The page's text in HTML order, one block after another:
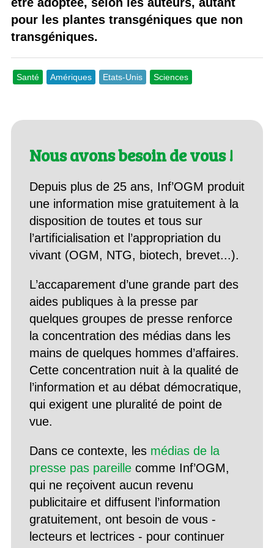
pour les plantes transgéniques que non
transgéniques.
Santé Amériques Etats-Unis Sciences
Nous avons besoin de vous !
Depuis plus de 25 ans, Inf’OGM produit
une information mise gratuitement à la
disposition de toutes et tous sur
l’artificialisation et l’appropriation du
vivant (OGM, NTG, biotech, brevet...).
L’accaparement d’une grande part des
aides publiques à la presse par
quelques groupes de presse renforce
la concentration des médias dans les
mains de quelques hommes d’affaires.
Cette concentration nuit à la qualité de
l’information et au débat démocratique,
qui exigent une pluralité de point de
vue.
Dans ce contexte, les médias de la
presse pas pareillecomme Inf’OGM,
qui ne reçoivent aucun revenu
publicitaire et diffusent l’information
gratuitement, ont besoin de vous -
lecteurs et lectrices - pour continuer